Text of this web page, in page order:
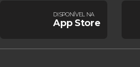
DISPONÍVEL NA
App Store